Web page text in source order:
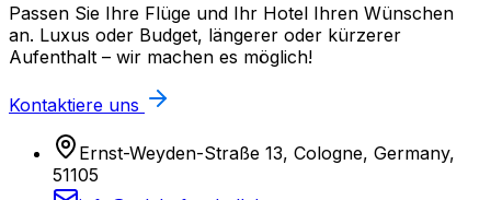
Passen Sie Ihre Flüge und Ihr Hotel Ihren Wünschen
an. Luxus oder Budget, längerer oder kürzerer
Aufenthalt – wir machen es möglich!
Kontaktiere uns
Ernst-Weyden-Straße 13, Cologne, Germany,
51105